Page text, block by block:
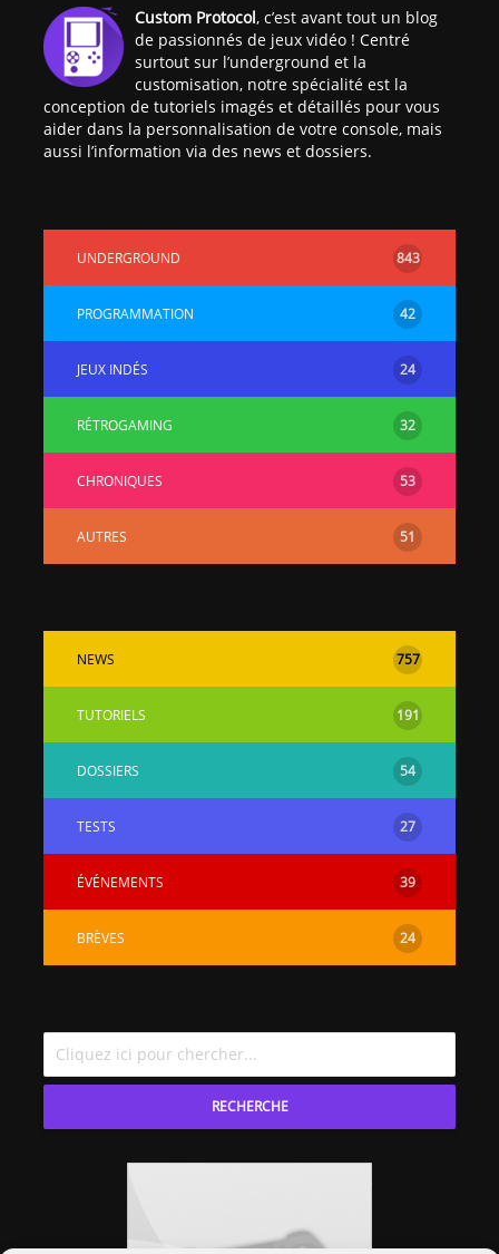
Custom Protocol, c’est avant tout un blog
de passionnés de jeux vidéo ! Centré
surtout sur l’underground et la
customisation, notre spécialité est la
conception de tutoriels imagés et détaillés pour vous
aider dans la personnalisation de votre console, mais
aussi l’information via des news et dossiers.
UNDERGROUND 843
PROGRAMMATION 42
JEUX INDÉS 24
RÉTROGAMING 32
CHRONIQUES 53
AUTRES 51
NEWS 757
TUTORIELS 191
DOSSIERS 54
TESTS 27
ÉVÉNEMENTS 39
BRÈVES 24
RECHERCHE